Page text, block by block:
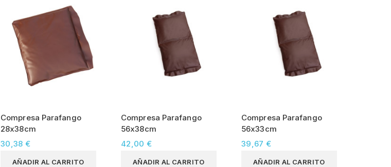
Compresa Parafango
28x38cm
30,38 €
AÑADIR AL CARRITO
Compresa Parafango
56x38cm
42,00 €
AÑADIR AL CARRITO
Compresa Parafango
56x33cm
39,67 €
AÑADIR AL CARRITO